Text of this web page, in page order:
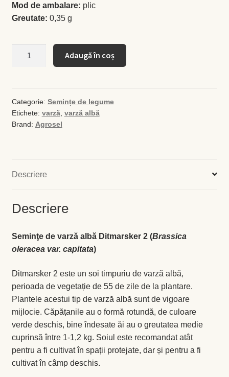
Busuioc roşu
Cimbrişor
Creson de grădină
Leuştean
Melisa
Mentă
Rozmarin
Salvie
Mod de ambalare: plic
Greutate: 0,35 g
albă
Ditmarsker
2
Adaugă în coș
Categorie: Semințe de legume
Etichete: varză, varză albă
Brand: Agrosel
Descriere
Descriere
Seminţe de varză albă Ditmarsker 2 (Brassica
oleracea var. capitata)
Ditmarsker 2 este un soi timpuriu de varză albă,
perioada de vegetație de 55 de zile de la plantare.
Plantele acestui tip de varză albă sunt de vigoare
mijlocie. Căpățanile au o formă rotundă, de culoare
verde deschis, bine îndesate ăi au o greutatea medie
cuprinsă între 1-1,2 kg. Soiul este recomandat atât
pentru a fi cultivat în spații protejate, dar și pentru a fi
cultivat în câmp deschis.